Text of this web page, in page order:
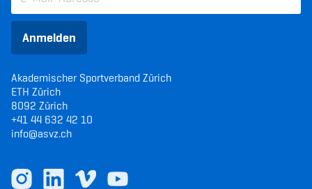
Anmelden
Akademischer Sportverband Zürich
ETH Zürich
8092 Zürich
+41 44 632 42 10
info@asvz.ch